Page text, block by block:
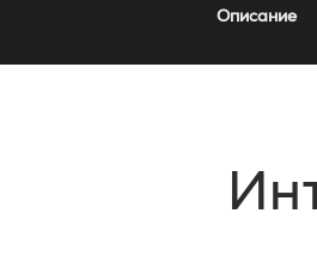
Описание